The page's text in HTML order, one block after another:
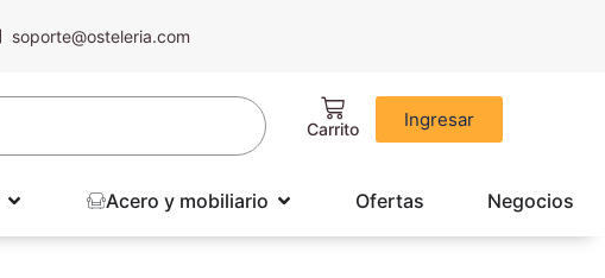
soporte@osteleria.com
Ingresar
Acero y mobiliario Ofertas Negocios